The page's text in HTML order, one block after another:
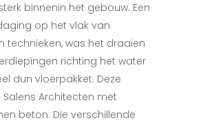
binnenin het gebouw. Een
op het vlak van
technieken, was het draaien
richting het water
dun vloerpakket. Deze
Salens Architecten met
beton. Die verschillende